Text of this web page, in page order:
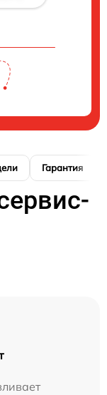
Гарантия